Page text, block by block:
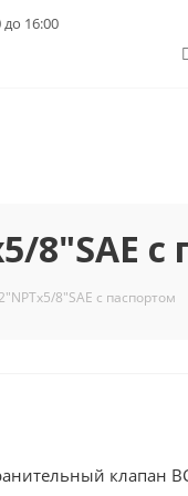
до 16:00
8"SAE с
8"SAE с паспортом
клапан